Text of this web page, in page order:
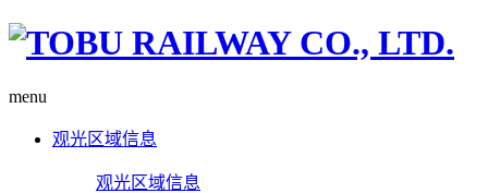
menu
观光区域信息
观光区域信息